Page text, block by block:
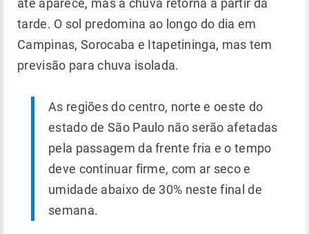
até aparece, mas a chuva retorna a partir da
tarde. O sol predomina ao longo do dia em
Campinas, Sorocaba e Itapetininga, mas tem
previsão para chuva isolada.
As regiões do centro, norte e oeste do
estado de São Paulo não serão afetadas
pela passagem da frente fria e o tempo
deve continuar firme, com ar seco e
umidade abaixo de 30% neste final de
semana.